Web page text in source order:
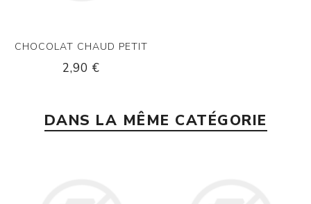
CHOCOLAT CHAUD PETIT
2,90 €
DANS LA MÊME CATÉGORIE